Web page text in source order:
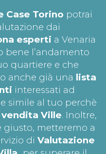
Case Torino potrai
dai
esperti a Venaria
bene l’andamento
quartiere e che
anche già una lista
interessati ad
simile al tuo perchè
Ville. Inoltre,
giusto, metteremo a
di Valutazione